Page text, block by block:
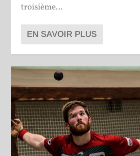
troisième...
EN SAVOIR PLUS